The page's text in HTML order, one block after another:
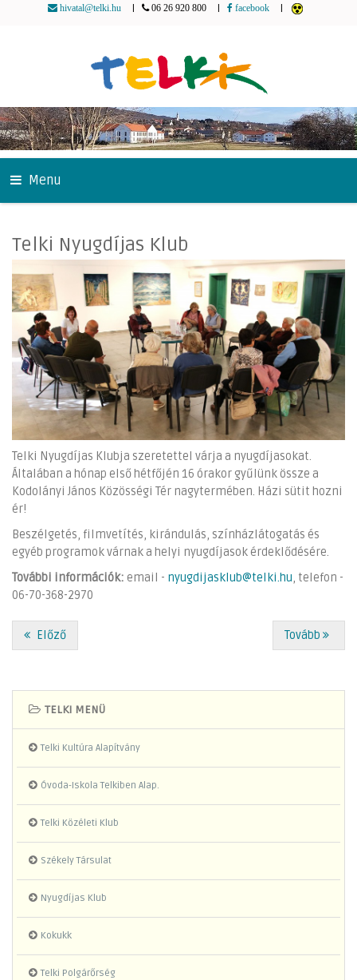
hivatal@telki.hu 06 26 920 800 facebook
Menu
Telki Nyugdíjas Klub
Telki Nyugdíjas Klubja szeretettel várja a nyugdíjasokat.
Általában a hónap első hétfőjén 16 órakor gyűlünk össze a
Kodolányi János Közösségi Tér nagytermében. Házi sütit hozni
ér!
Beszélgetés, filmvetítés, kirándulás, színházlátogatás és
egyéb programok várnak a helyi nyugdíjasok érdeklődésére.
További információk: email - nyugdijasklub@telki.hu, telefon -
06-70-368-2970
Előző Tovább
TELKI MENÜ
Telki Kultúra Alapítvány
Óvoda-Iskola Telkiben Alap.
Telki Közéleti Klub
Székely Társulat
Nyugdíjas Klub
Kokukk
Telki Polgárőrség